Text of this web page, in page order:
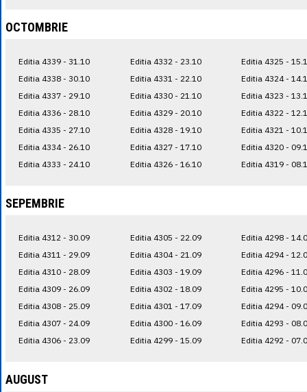
OCTOMBRIE
Editia 4339 - 31.10
Editia 4338 - 30.10
Editia 4337 - 29.10
Editia 4336 - 28.10
Editia 4335 - 27.10
Editia 4334 - 26.10
Editia 4333 - 24.10
Editia 4332 - 23.10
Editia 4331 - 22.10
Editia 4330 - 21.10
Editia 4329 - 20.10
Editia 4328 - 19.10
Editia 4327 - 17.10
Editia 4326 - 16.10
Editia 4325 -
Editia 4324 -
Editia 4323 -
Editia 4322 -
Editia 4321 -
Editia 4320 -
Editia 4319 -
SEPEMBRIE
Editia 4312 - 30.09
Editia 4311 - 29.09
Editia 4310 - 28.09
Editia 4309 - 26.09
Editia 4308 - 25.09
Editia 4307 - 24.09
Editia 4306 - 23.09
Editia 4305 - 22.09
Editia 4304 - 21.09
Editia 4303 - 19.09
Editia 4302 - 18.09
Editia 4301 - 17.09
Editia 4300 - 16.09
Editia 4299 - 15.09
Editia 4298 -
Editia 4294 -
Editia 4296 -
Editia 4295 -
Editia 4294 -
Editia 4293 -
Editia 4292 -
AUGUST